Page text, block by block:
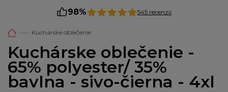
98% 545 recenzií
Kuchárske oblečenie
Kuchárske oblečenie -
65% polyester/ 35%
bavlna - sivo-čierna - 4xl